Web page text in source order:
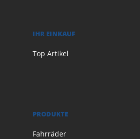
IHR EINKAUF
Top Artikel
PRODUKTE
Fahrräder